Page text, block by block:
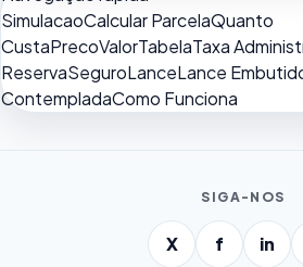
SimulacaoCalcular ParcelaQuanto
CustaPrecoValorTabelaTaxa
ReservaSeguroLanceLance
ContempladaComo Funciona
SIGA-NOS
X f in